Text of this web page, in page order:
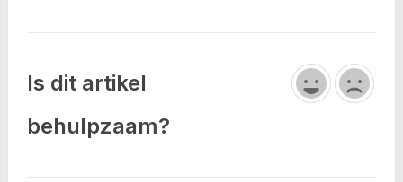
Is dit artikel
behulpzaam?